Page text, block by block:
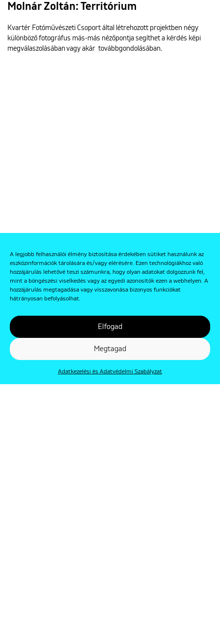
A legjobb felhasználói élmény biztosítása érdekében sütiket használunk az
eszközinformációk tárolására és/vagy elérésére. Ezen technológiákhoz való
hozzájárulás lehetővé teszi számunkra, hogy olyan adatokat dolgozzunk fel,
mint a böngészési viselkedés vagy az egyedi azonosítók ezen a webhelyen. A
hozzájárulás megtagadása vagy visszavonása bizonyos funkciókat
hátrányosan befolyásolhat.
Elfogad
Megtagad
Adatkezelési és Adatvédelmi Szabályzat
Molnár Zoltán: Territórium
Kvartér Fotóművészeti Csoport által létrehozott projektben négy
különböző fotográfus más-más nézőpontja segíthet a kérdés képi
megválaszolásában vagy akár továbbgondolásában.